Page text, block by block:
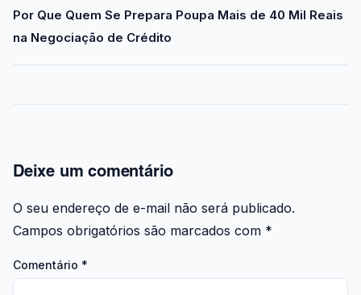
Por Que Quem Se Prepara Poupa Mais de 40 Mil Reais
na Negociação de Crédito
Deixe um comentário
O seu endereço de e-mail não será publicado.
Campos obrigatórios são marcados com *
Comentário *